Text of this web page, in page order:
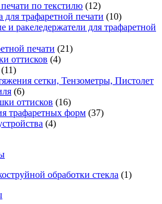
по текстилю (12)
для трафаретной печати (10)
ракеледержатели для трафаретной
печати (21)
оттисков (4)
(11)
сетки, Тензометры, Пистолет
(6)
оттисков (16)
трафаретных форм (37)
(4)
обработки стекла (1)